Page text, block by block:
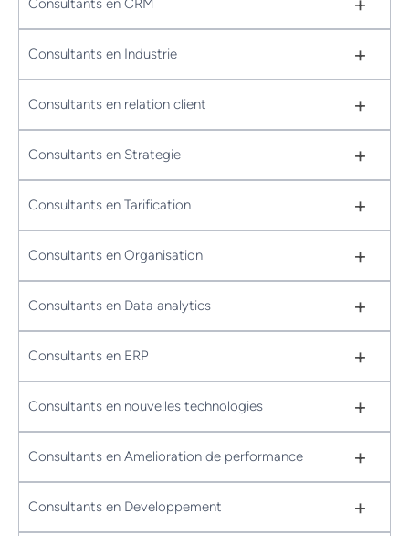
Consultants en Industrie +
Consultants en relation client +
Consultants en Strategie +
Consultants en Tarification +
Consultants en Organisation +
Consultants en Data analytics +
Consultants en ERP +
Consultants en nouvelles technologies +
Consultants en Amelioration de performance +
Consultants en Developpement +